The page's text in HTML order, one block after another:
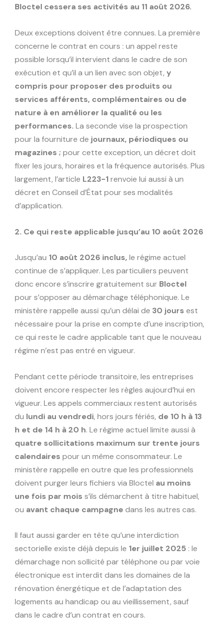
Bloctel cessera ses activités au 11 août 2026.
Deux exceptions doivent être connues. La première
concerne le contrat en cours : un appel reste
possible lorsqu’il intervient dans le cadre de son
exécution et qu’il a un lien avec son objet, y
compris pour proposer des produits ou
services afférents, complémentaires ou de
nature à en améliorer la qualité ou les
performances. La seconde vise la prospection
pour la fourniture de journaux, périodiques ou
magazines ; pour cette exception, un décret doit
fixer les jours, horaires et la fréquence autorisés. Plus
largement, l’article L223-1renvoie lui aussi à un
décret en Conseil d’État pour ses modalités
d’application.
2. Ce qui reste applicable jusqu’au 10 août 2026
Jusqu’au 10 août 2026 inclus, le régime actuel
continue de s’appliquer. Les particuliers peuvent
donc encore s’inscrire gratuitement sur Bloctel
pour s’opposer au démarchage téléphonique. Le
ministère rappelle aussi qu’un délai de 30 jours est
nécessaire pour la prise en compte d’une inscription,
ce qui reste le cadre applicable tant que le nouveau
régime n’est pas entré en vigueur.
Pendant cette période transitoire, les entreprises
doivent encore respecter les règles aujourd’hui en
vigueur. Les appels commerciaux restent autorisés
du lundi au vendredi, hors jours fériés, de 10 h à 13
h et de 14 h à 20 h. Le régime actuel limite aussi à
quatre sollicitations maximum sur trente jours
calendaires pour un même consommateur. Le
ministère rappelle en outre que les professionnels
doivent purger leurs fichiers via Bloctel au moins
une fois par mois s’ils démarchent à titre habituel,
ou avant chaque campagne dans les autres cas.
Il faut aussi garder en tête qu’une interdiction
sectorielle existe déjà depuis le 1er juillet 2025 : le
démarchage non sollicité par téléphone ou par voie
électronique est interdit dans les domaines de la
rénovation énergétique et de l’adaptation des
logements au handicap ou au vieillissement, sauf
dans le cadre d’un contrat en cours.